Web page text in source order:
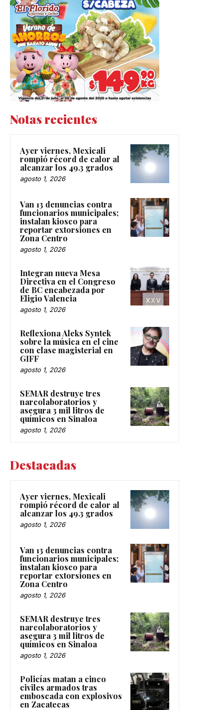
Notas recientes
Ayer viernes, Mexicali
rompió récord de calor al
alcanzar los 49.3 grados
agosto 1, 2026
Van 13 denuncias contra
funcionarios municipales;
instalan kiosco para
reportar extorsiones en
Zona Centro
agosto 1, 2026
Integran nueva Mesa
Directiva en el Congreso
de BC encabezada por
Eligio Valencia
agosto 1, 2026
Reflexiona Aleks Syntek
sobre la música en el cine
con clase magisterial en
GIFF
agosto 1, 2026
SEMAR destruye tres
narcolaboratorios y
asegura 3 mil litros de
químicos en Sinaloa
agosto 1, 2026
Destacadas
Ayer viernes, Mexicali
rompió récord de calor al
alcanzar los 49.3 grados
agosto 1, 2026
Van 13 denuncias contra
funcionarios municipales;
instalan kiosco para
reportar extorsiones en
Zona Centro
agosto 1, 2026
SEMAR destruye tres
narcolaboratorios y
asegura 3 mil litros de
químicos en Sinaloa
agosto 1, 2026
Policías matan a cinco
civiles armados tras
emboscada con explosivos
en Zacatecas